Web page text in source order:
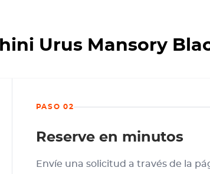
Urus Mansory
PASO 02
Reserve en minutos
Envíe una solicitud a través de la